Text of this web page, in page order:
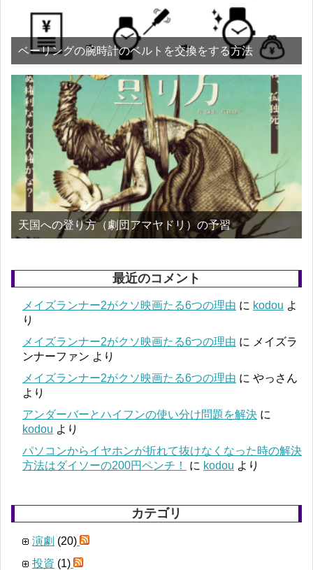
ベーリングの腕時計のベルトを交換をする方法
天国への登り方（劇団アマヤドリ）の予習
最近のコメント
メイズランナー2がクソ映画たる6つの理由 に kodou よ
り
メイズランナー2がクソ映画たる6つの理由 に メイズラ
ンナーファン より
メイズランナー2がクソ映画たる6つの理由 に やっさん
より
アンダーバーとハイフンの使い分け問題を解決 に
kodou より
パソコンからイヤホンが折れて抜けなくなった時の解決
方法はダイソーの200円ペンチ！
に kodou より
カテゴリ
演劇 (20)
投資 (1)